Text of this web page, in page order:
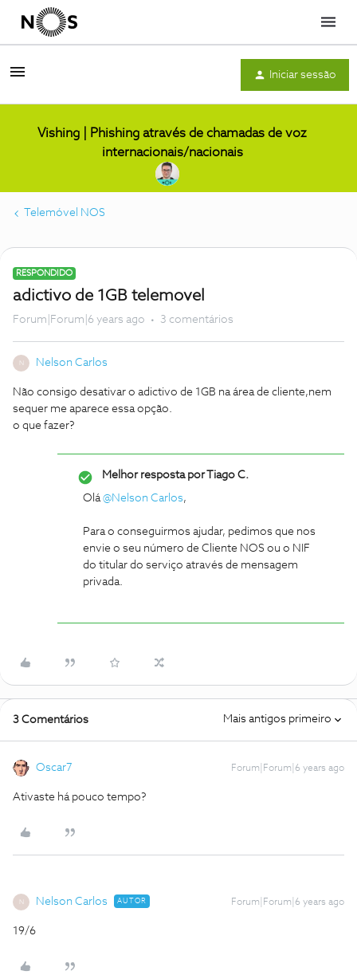
Menu
Iniciar sessão
Vishing | Phishing através de chamadas de voz
internacionais/nacionais
Telemóvel NOS
RESPONDIDO
adictivo de 1GB telemovel
Forum|Forum|6 years ago 3 comentários
N Nelson Carlos
Não consigo desativar o adictivo de 1GB na área de cliente,nem
sequer me aparece essa opção.
o que fazer?
Melhor resposta porTiago C.
Olá@Nelson Carlos,
Para o conseguirmos ajudar, pedimos que nos
envie o seu número de Cliente NOS ou o NIF
do titular do serviço através de mensagem
privada.
3 Comentários Mais antigos primeiro
Oscar7 Forum|Forum|6 years ago
Ativaste há pouco tempo?
N Nelson Carlos AUTOR Forum|Forum|6 years ago
19/6